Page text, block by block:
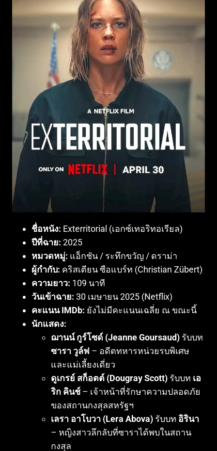
ชื่อหนัง: Exterritorial (เอกซ์เทอริทอเรียล)
ปีที่ฉาย: 2025
หมวดหมู่: แอ็กชัน / ระทึกขวัญ / ดราม่า
ผู้กำกับ: คริสเตียน ซือแบร์ท (Christian Zübert)
ความยาว: 109 นาที
วันเข้าฉาย: 30 เมษายน2025 (Netflix)
คะแนน IMDb: ยังไม่มีคะแนนเฉลี่ย ณ ขณะนี้
นักแสดง:
ฌานน์ กูร์โซด์ (Jeanne Goursaud) รับบท
ซารา วูล์ฟ – อดีตทหารหน่วยรบพิเศษ
และแม่เลี้ยงเดี่ยว
ดูเกรย์ สก็อตต์ (Dougray Scott) รับบท เอ
ริก คินช์– เจ้าหน้าที่รักษาความปลอดภัย
ของสถานกงสุลสหรัฐฯ
เลรา อาโบวา (Lera Abova) รับบท อิรินา
– หญิงสาวลึกลับที่ซาราได้พบในสถาน
กงสุล